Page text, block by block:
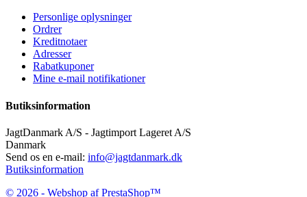
Personlige oplysninger
Ordrer
Kreditnotaer
Adresser
Rabatkuponer
Mine e-mail notifikationer
Butiksinformation
JagtDanmark A/S - Jagtimport Lageret A/S
Danmark
Send os en e-mail: info@jagtdanmark.dk
Butiksinformation
© 2026 - Webshop af PrestaShop™